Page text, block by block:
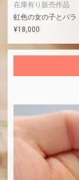
在庫有り販売作品
虹色の女の子とバラ
¥18,000